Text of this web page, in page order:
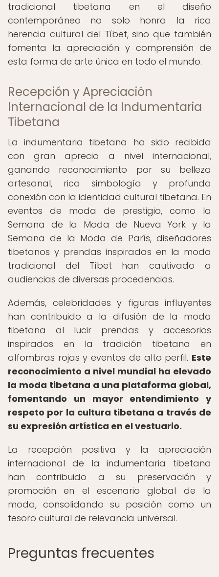
tradicional tibetana en el diseño
contemporáneo no solo honra la rica
herencia cultural del Tíbet, sino que también
fomenta la apreciación y comprensión de
esta forma de arte única en todo el mundo.
Recepción y Apreciación
Internacional de la Indumentaria
Tibetana
La indumentaria tibetana ha sido recibida
con gran aprecio a nivel internacional,
ganando reconocimiento por su belleza
artesanal, rica simbología y profunda
conexión con la identidad cultural tibetana. En
eventos de moda de prestigio, como la
Semana de la Moda de Nueva York y la
Semana de la Moda de París, diseñadores
tibetanos y prendas inspiradas en la moda
tradicional del Tíbet han cautivado a
audiencias de diversas procedencias.
Además, celebridades y figuras influyentes
han contribuido a la difusión de la moda
tibetana al lucir prendas y accesorios
inspirados en la tradición tibetana en
alfombras rojas y eventos de alto perfil. Este
reconocimiento a nivel mundial ha elevado
la moda tibetana a una plataforma global,
fomentando un mayor entendimiento y
respeto por la cultura tibetana a través de
su expresión artística en el vestuario.
La recepción positiva y la apreciación
internacional de la indumentaria tibetana
han contribuido a su preservación y
promoción en el escenario global de la
moda, consolidando su posición como un
tesoro cultural de relevancia universal.
Preguntas frecuentes